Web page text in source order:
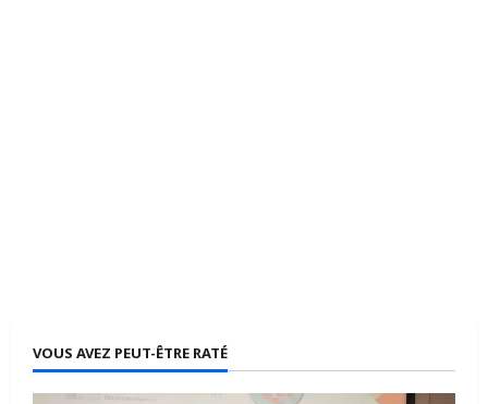
VOUS AVEZ PEUT-ÊTRE RATÉ